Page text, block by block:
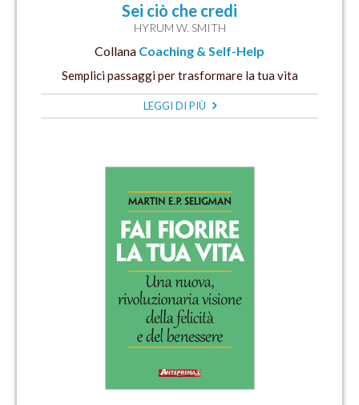
Sei ciò che credi
HYRUM W. SMITH
Collana Coaching & Self-Help
Semplici passaggi per trasformare la tua vita
LEGGI DI PIÙ